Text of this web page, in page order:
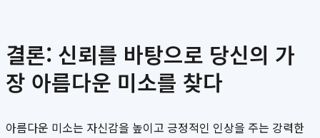
결론: 신뢰를 바탕으로 당신의 가
장 아름다운 미소를 찾다
아름다운 미소는 자신감을 높이고 긍정적인 인상을 주는 강력한